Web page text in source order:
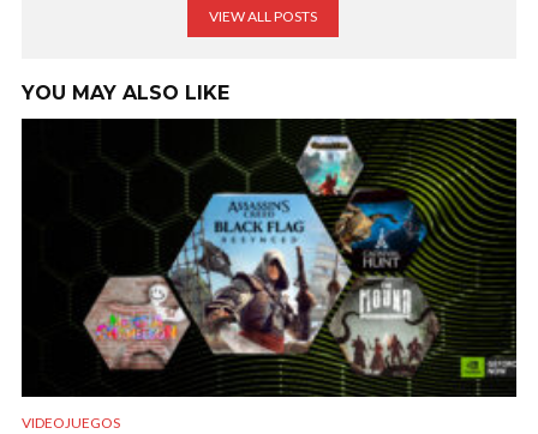
VIEW ALL POSTS
YOU MAY ALSO LIKE
VIDEOJUEGOS